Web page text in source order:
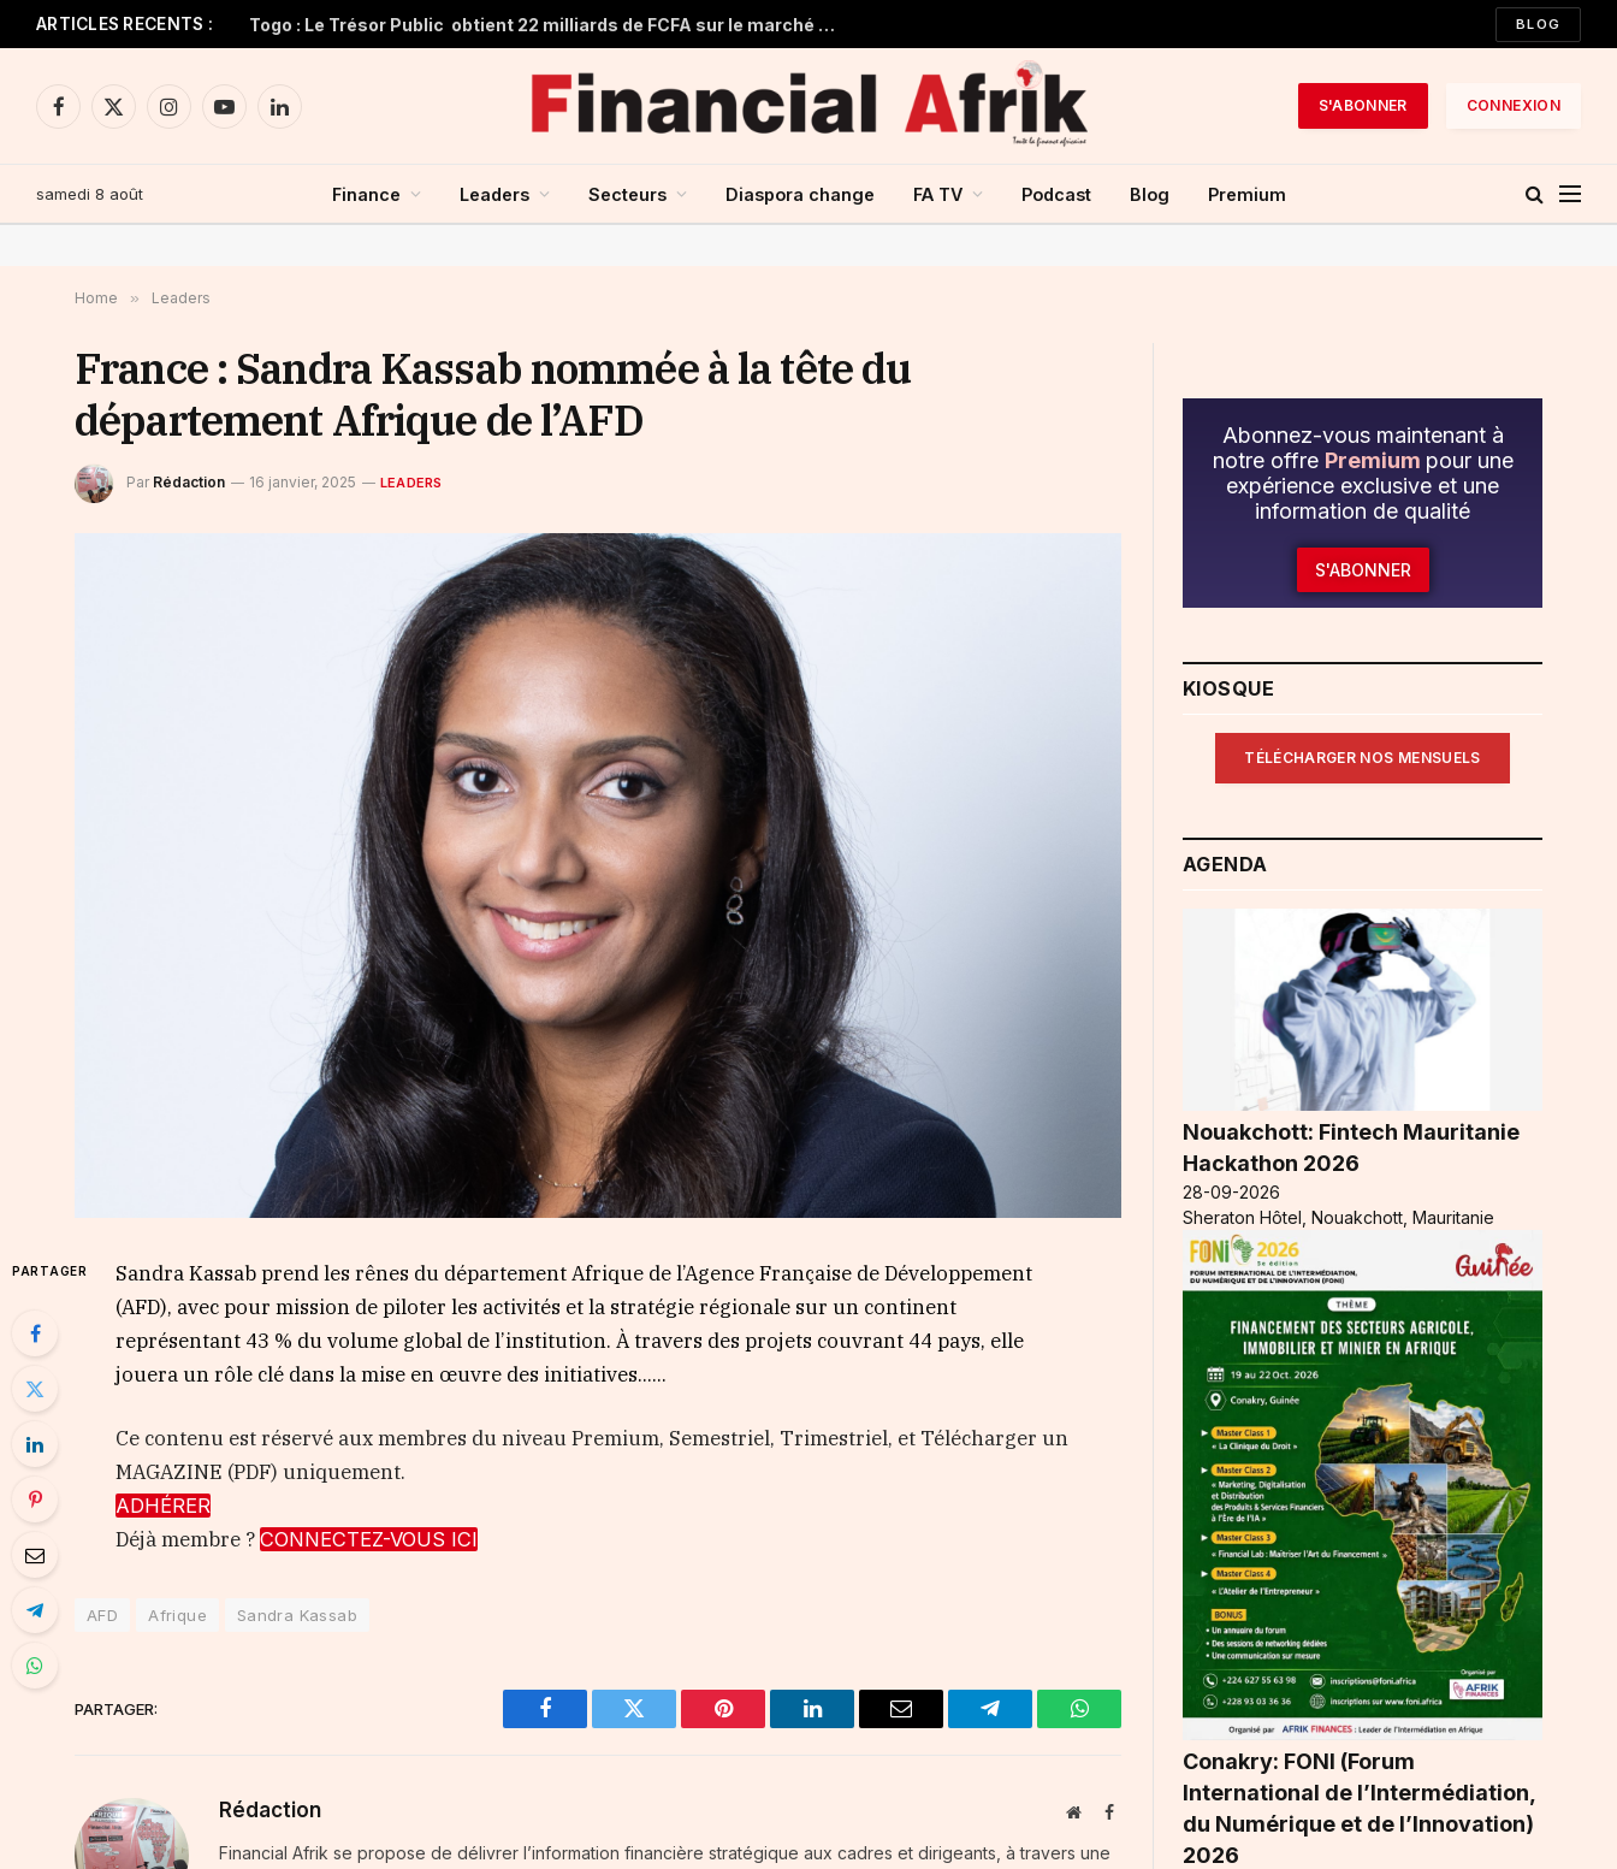
ARTICLES RECENTS : Togo : Le Trésor Public obtient 22 milliards de FCFA sur le marché financier de l’UMOA BLOG
Facebook
X
InstagramYouTubeLinkedIn
S'ABONNER CONNEXION
samedi 8 août Finance Leaders Secteurs Diaspora change FA TV Podcast Blog Premium
Home » Leaders
France : Sandra Kassab nommée à la tête du
département Afrique de l’AFD
Par Rédaction 16 janvier, 2025 LEADERS
PARTAGER
Sandra Kassab prend les rênes du département Afrique de l’Agence Française de Développement
(AFD), avec pour mission de piloter les activités et la stratégie régionale sur un continent
représentant 43 % du volume global de l’institution. À travers des projets couvrant 44 pays, elle
jouera un rôle clé dans la mise en œuvre des initiatives…...
Ce contenu est réservé aux membres du niveau Premium, Semestriel, Trimestriel, et Télécharger un
MAGAZINE (PDF) uniquement.
ADHÉRER
Déjà membre ?CONNECTEZ-VOUS ICI
AFD Afrique Sandra Kassab
PARTAGER:
Facebook Twitter Pinterest LinkedIn Email Telegram WhatsApp
Rédaction WebsiteFacebook
Financial Afrik se propose de délivrer l’information financière stratégique aux cadres et dirigeants, à travers une
Abonnez-vous maintenant à
notre offre Premium pour une
expérience exclusive et une
information de qualité
S'ABONNER
KIOSQUE
TÉLÉCHARGER NOS MENSUELS
AGENDA
Nouakchott: Fintech Mauritanie
Hackathon 2026
28-09-2026
Sheraton Hôtel, Nouakchott, Mauritanie
Conakry: FONI (Forum
International de l’Intermédiation,
du Numérique et de l’Innovation)
2026